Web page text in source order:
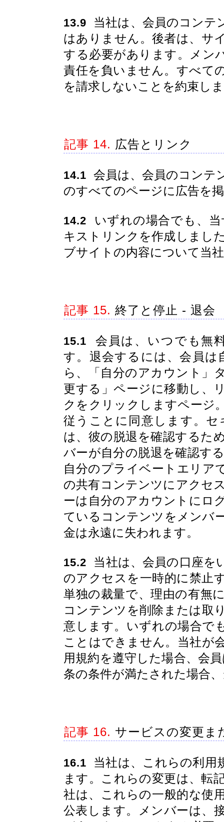
13.9 当社は、会員のコンテ
はありません。後者は、サ
する必要があります。メン
責任を負いません。すべて
を請求しないことを約束し
記事 14. 広告とリンク
14.1 会員は、会員のコンテ
のすべてのページに広告を
14.2 いずれの場合でも、
キストリンクを作成しまし
ブサイトの内容について当
記事 15. 終了と停止 - 退会
15.1 会員は、いつでも無
す。退会するには、会員
ら、「自分のアカウント」
更する」ページに移動し、
クをクリックしますページ
従うことに同意します。
は、彼の脱退を確認するた
バーが自分の脱退を確認す
自分のプライベートエリア
の共有コンテンツにアクセ
ーは自分のアカウントにロ
ているコンテンツをメンバ
金は永遠に失われます。
15.2 当社は、会員の口座を
のアクセスを一時的に禁止
単独の裁量で、理由の有無
コンテンツを削除または取
意します。いずれの場合で
ことはできません。当社が
用規約を遵守した場合、会
条の条件が満たされた場合
記事 16. サービスの変更ま
16.1 当社は、これらの利用
ます。これらの変更は、転
社は、これらの一般的な使
公表します。メンバーは、